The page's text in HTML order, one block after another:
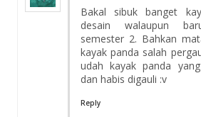
Bakal sibuk banget
desain walaupun
semester 2. Bahkan
kayak panda salah
udah kayak panda
dan habis digauli :v
Reply